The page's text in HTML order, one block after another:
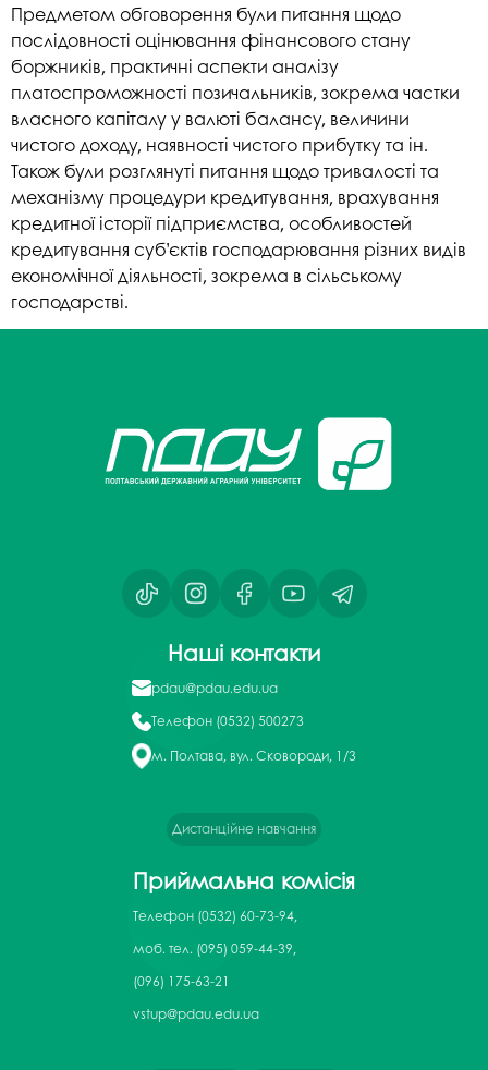
Предметом обговорення були питання щодо
послідовності оцінювання фінансового стану
боржників, практичні аспекти аналізу
платоспроможності позичальників, зокрема частки
власного капіталу у валюті балансу, величини
чистого доходу, наявності чистого прибутку та ін.
Також були розглянуті питання щодо тривалості та
механізму процедури кредитування, врахування
кредитної історії підприємства, особливостей
кредитування суб’єктів господарювання різних видів
економічної діяльності, зокрема в сільському
господарстві.
Наші контакти
pdau@pdau.edu.ua
Телефон (0532) 500273
м. Полтава, вул. Сковороди, 1/3
Дистанційне навчання
Приймальна комісія
Телефон (0532) 60-73-94,
моб. тел. (095) 059-44-39,
(096) 175-63-21
vstup@pdau.edu.ua